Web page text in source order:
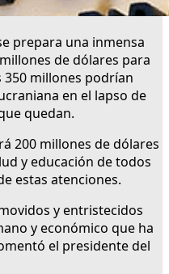
prepara una inmensa
de dólares para
350 millones podrían
en el lapso de
quedan.
200 millones de dólares
y educación de todos
estas atenciones.
y entristecidos
y económico que ha
el presidente del